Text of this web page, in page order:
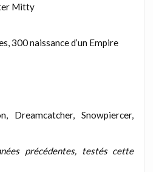
Mitty
300 naissance d’un Empire
Dreamcatcher, Snowpiercer,
précédentes, testés cette